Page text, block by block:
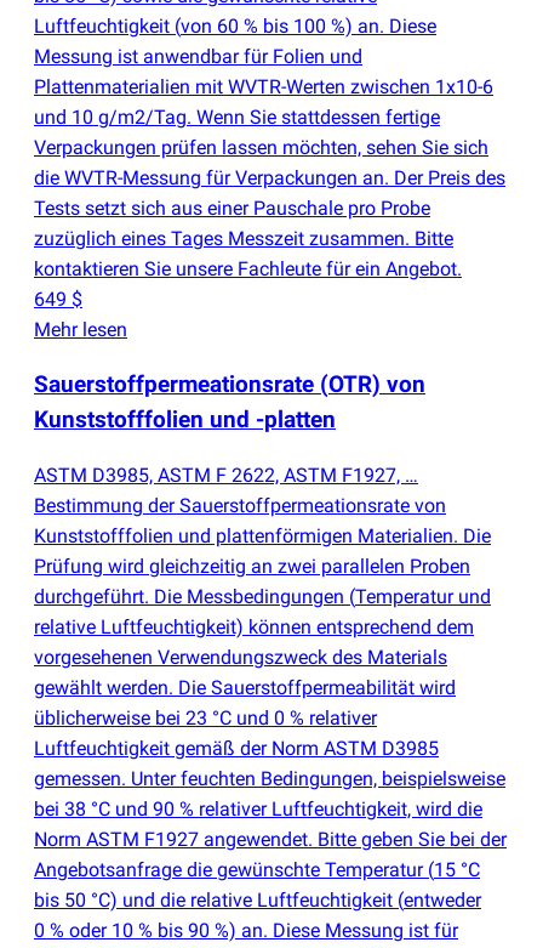
Luftfeuchtigkeit (von 60 % bis 100 %) an. Diese
Messung ist anwendbar für Folien und
Plattenmaterialien mit WVTR-Werten zwischen 1x10-6
und 10 g/m2/Tag. Wenn Sie stattdessen fertige
Verpackungen prüfen lassen möchten, sehen Sie sich
die WVTR-Messung für Verpackungen an. Der Preis des
Tests setzt sich aus einer Pauschale pro Probe
zuzüglich eines Tages Messzeit zusammen. Bitte
kontaktieren Sie unsere Fachleute für ein Angebot.
649 $
Mehr lesen
Sauerstoffpermeationsrate (OTR) von
Kunststofffolien und -platten
ASTM D3985, ASTM F 2622, ASTM F1927, …
Bestimmung der Sauerstoffpermeationsrate von
Kunststofffolien und plattenförmigen Materialien. Die
Prüfung wird gleichzeitig an zwei parallelen Proben
durchgeführt. Die Messbedingungen (Temperatur und
relative Luftfeuchtigkeit) können entsprechend dem
vorgesehenen Verwendungszweck des Materials
gewählt werden. Die Sauerstoffpermeabilität wird
üblicherweise bei 23 °C und 0 % relativer
Luftfeuchtigkeit gemäß der Norm ASTM D3985
gemessen. Unter feuchten Bedingungen, beispielsweise
bei 38 °C und 90 % relativer Luftfeuchtigkeit, wird die
Norm ASTM F1927 angewendet. Bitte geben Sie bei der
Angebotsanfrage die gewünschte Temperatur (15 °C
bis 50 °C) und die relative Luftfeuchtigkeit (entweder
0 % oder 10 % bis 90 %) an. Diese Messung ist für